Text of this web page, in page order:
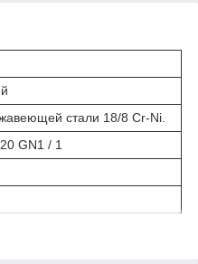
стали 18/8 Cr-Ni.
GN1 / 1